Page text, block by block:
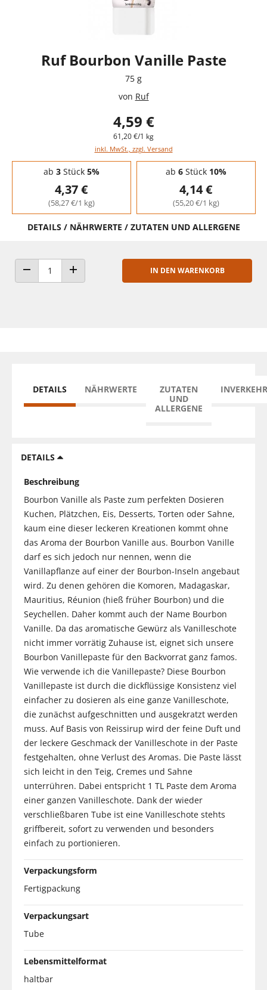
Ruf Bourbon Vanille Paste
75 g
von Ruf
4,59 €
61,20 €/1 kg
inkl. MwSt., zzgl. Versand
Staffelpreise - Mengenrabatt
ab 3Stück 5%
4,37 €
(58,27 €/1 kg)
ab 6Stück 10%
4,14 €
(55,20 €/1 kg)
DETAILS / NÄHRWERTE / ZUTATEN UND ALLERGENE
ANZAHL VERRINGERNANZAHL ERHÖHEN
IN DEN WARENKORB
DETAILS NÄHRWERTE
ZUTATEN
UND
ALLERGENE
DETAILS
Beschreibung
Bourbon Vanille als Paste zum perfekten Dosieren
Kuchen, Plätzchen, Eis, Desserts, Torten oder Sahne,
kaum eine dieser leckeren Kreationen kommt ohne
das Aroma der Bourbon Vanille aus. Bourbon Vanille
darf es sich jedoch nur nennen, wenn die
Vanillapflanze auf einer der Bourbon-Inseln angebaut
wird. Zu denen gehören die Komoren, Madagaskar,
Mauritius, Réunion (hieß früher Bourbon) und die
Seychellen. Daher kommt auch der Name Bourbon
Vanille. Da das aromatische Gewürz als Vanilleschote
nicht immer vorrätig Zuhause ist, eignet sich unsere
Bourbon Vanillepaste für den Backvorrat ganz famos.
Wie verwende ich die Vanillepaste? Diese Bourbon
Vanillepaste ist durch die dickflüssige Konsistenz viel
einfacher zu dosieren als eine ganze Vanilleschote,
die zunächst aufgeschnitten und ausgekratzt werden
muss. Auf Basis von Reissirup wird der feine Duft und
der leckere Geschmack der Vanilleschote in der Paste
festgehalten, ohne Verlust des Aromas. Die Paste lässt
sich leicht in den Teig, Cremes und Sahne
unterrühren. Dabei entspricht 1 TL Paste dem Aroma
einer ganzen Vanilleschote. Dank der wieder
verschließbaren Tube ist eine Vanilleschote stehts
griffbereit, sofort zu verwenden und besonders
einfach zu portionieren.
Verpackungsform
Fertigpackung
Verpackungsart
Tube
Lebensmittelformat
haltbar